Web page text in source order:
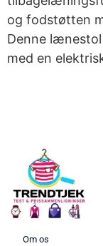
og fodstøtten
Denne
med en
Om os